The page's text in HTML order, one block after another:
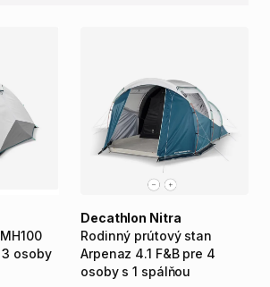
MH100
3 osoby
Rodinný prútový stan
Arpenaz 4.1 F&B pre 4
osoby s 1 spálňou
Decathlon Nitra